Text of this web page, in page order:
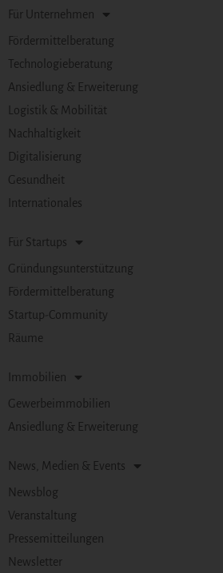
Für Unternehmen
Fördermittelberatung
Technologieberatung
Ansiedlung & Erweiterung
Logistik & Mobilität
Nachhaltigkeit
Digitalisierung
Gesundheit
Internationales
Für Startups
Gründungsunterstützung
Fördermittelberatung
Startup-Community
Räume
Immobilien
Gewerbeimmobilien
Ansiedlung & Erweiterung
News, Medien & Events
Newsblog
Veranstaltung
Pressemitteilungen
Newsletter